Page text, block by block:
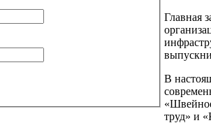
Главная
В
труд» и